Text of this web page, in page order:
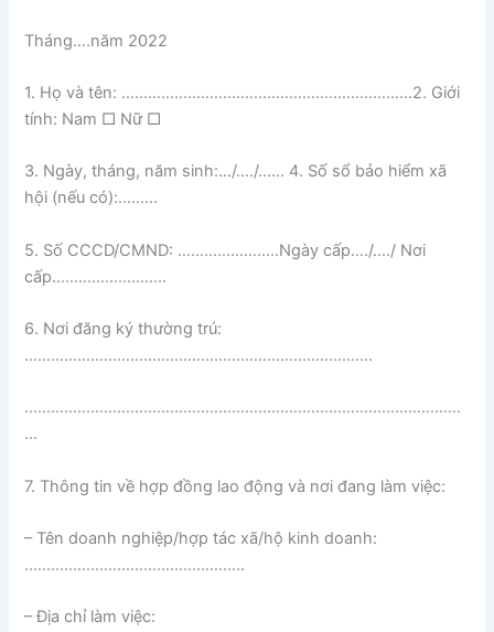
Tháng….năm 2022
1. Họ và tên: …………………………………………………………2. Giới
tính: Nam □ Nữ □
3. Ngày, tháng, năm sinh:…/…./…… 4. Số sổ bảo hiểm xã
hội (nếu có):………
5. Số CCCD/CMND: …………………..Ngày cấp…./…./ Nơi
cấp……………………..
6. Nơi đăng ký thường trú:
…………………………………………………………………….
………………………………………………………………………………………
…
7. Thông tin về hợp đồng lao động và nơi đang làm việc:
– Tên doanh nghiệp/hợp tác xã/hộ kinh doanh:
…………………………………………..
– Địa chỉ làm việc: